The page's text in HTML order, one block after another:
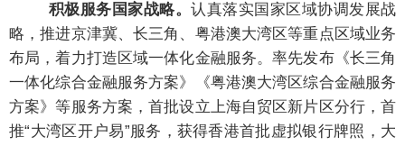
积极服务国家战略。认真落实国家区域协调发展战
略，推进京津冀、长三角、粤港澳大湾区等重点区域业务
布局，着力打造区域一体化金融服务。率先发布《长三角
一体化综合金融服务方案》《粤港澳大湾区综合金融服务
方案》等服务方案，首批设立上海自贸区新片区分行，首
推“大湾区开户易”服务，获得香港首批虚拟银行牌照，大